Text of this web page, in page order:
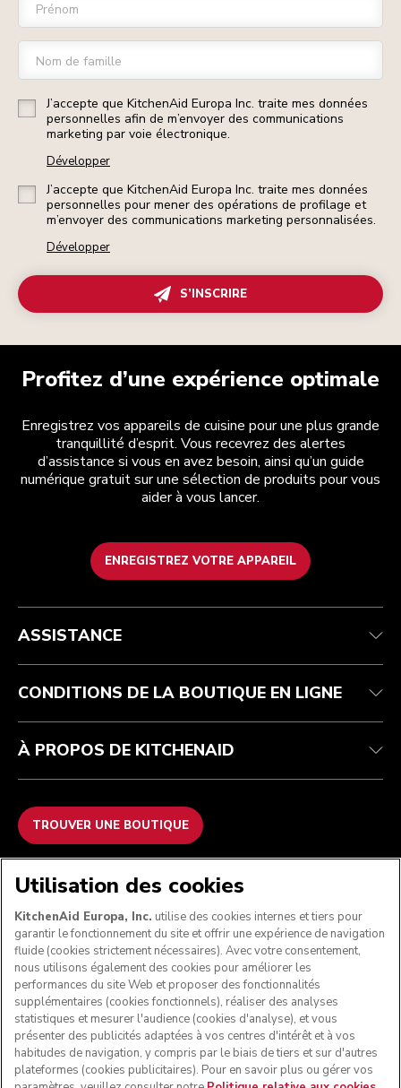
Prénom
Nom de famille
J’accepte que KitchenAid Europa Inc. traite mes données
personnelles afin de m’envoyer des communications
marketing par voie électronique.
Développer
J’accepte que KitchenAid Europa Inc. traite mes données
personnelles pour mener des opérations de profilage et
m’envoyer des communications marketing personnalisées.
Développer
S’INSCRIRE
Profitez d’une expérience optimale
Enregistrez vos appareils de cuisine pour une plus grande
tranquillité d’esprit. Vous recevrez des alertes
d’assistance si vous en avez besoin, ainsi qu’un guide
numérique gratuit sur une sélection de produits pour vous
aider à vous lancer.
ENREGISTREZ VOTRE APPAREIL
Service après-vente
Garantie et documents
Contactez-nous
Conditions générales de vente
Retours et remboursements
Imprint
ODR
La marque
Trouver une boutique
ASSISTANCE
CONDITIONS DE LA BOUTIQUE EN LIGNE
À PROPOS DE KITCHENAID
TROUVER UNE BOUTIQUE
NOUS ACCEPTONS
SUIVEZ-NOUS
Utilisation des cookies
KitchenAid Europa, Inc. utilise des cookies internes et tiers pour
garantir le fonctionnement du site et offrir une expérience de navigation
fluide (cookies strictement nécessaires). Avec votre consentement,
nous utilisons également des cookies pour améliorer les
performances du site Web et proposer des fonctionnalités
supplémentaires (cookies fonctionnels), réaliser des analyses
statistiques et mesurer l'audience (cookies d'analyse), et vous
présenter des publicités adaptées à vos centres d'intérêt et à vos
habitudes de navigation, y compris par le biais de tiers et sur d'autres
plateformes (cookies publicitaires). Pour en savoir plus ou gérer vos